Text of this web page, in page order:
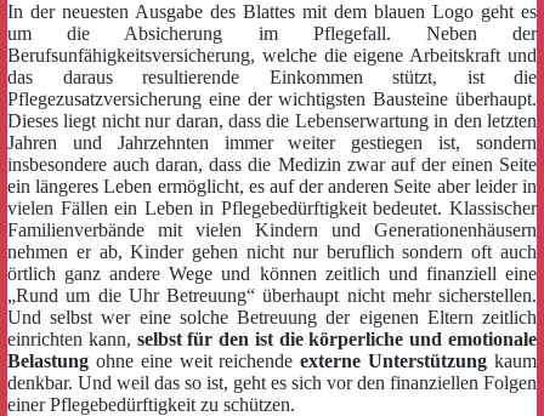
In der neuesten Ausgabe des Blattes mit dem blauen Logo geht es
um die Absicherung im Pflegefall. Neben der
Berufsunfähigkeitsversicherung, welche die eigene Arbeitskraft und
das daraus resultierende Einkommen stützt, ist die
Pflegezusatzversicherung eine der wichtigsten Bausteine überhaupt.
Dieses liegt nicht nur daran, dass die Lebenserwartung in den letzten
Jahren und Jahrzehnten immer weiter gestiegen ist, sondern
insbesondere auch daran, dass die Medizin zwar auf der einen Seite
ein längeres Leben ermöglicht, es auf der anderen Seite aber leider in
vielen Fällen ein Leben in Pflegebedürftigkeit bedeutet. Klassischer
Familienverbände mit vielen Kindern und Generationenhäusern
nehmen er ab, Kinder gehen nicht nur beruflich sondern oft auch
örtlich ganz andere Wege und können zeitlich und finanziell eine
„Rund um die Uhr Betreuung“ überhaupt nicht mehr sicherstellen.
Und selbst wer eine solche Betreuung der eigenen Eltern zeitlich
einrichten kann, selbst für den ist die körperliche und emotionale
Belastung ohne eine weit reichende externe Unterstützung kaum
denkbar. Und weil das so ist, geht es sich vor den finanziellen Folgen
einer Pflegebedürftigkeit zu schützen.